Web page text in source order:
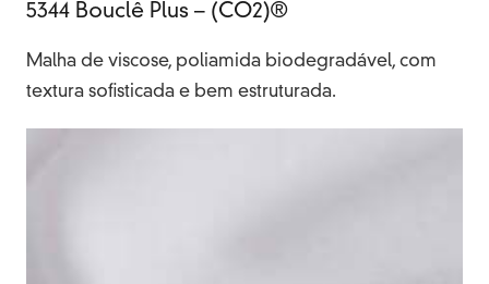
5344 Bouclê Plus – (CO2)®
Malha de viscose, poliamida biodegradável, com
textura sofisticada e bem estruturada.